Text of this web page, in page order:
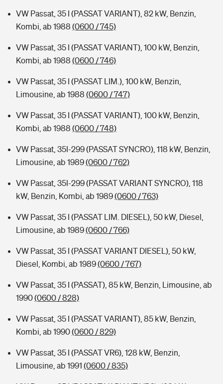
VW Passat, 35 I (PASSAT VARIANT), 82 kW, Benzin,
Kombi, ab 1988 (0600 / 745)
VW Passat, 35 I (PASSAT VARIANT), 100 kW, Benzin,
Kombi, ab 1988 (0600 / 746)
VW Passat, 35 I (PASSAT LIM.), 100 kW, Benzin,
Limousine, ab 1988 (0600 / 747)
VW Passat, 35 I (PASSAT VARIANT), 100 kW, Benzin,
Kombi, ab 1988 (0600 / 748)
VW Passat, 35I-299 (PASSAT SYNCRO), 118 kW, Benzin,
Limousine, ab 1989(0600 / 762)
VW Passat, 35I-299 (PASSAT VARIANT SYNCRO), 118
kW, Benzin, Kombi, ab 1989(0600 / 763)
VW Passat, 35 I (PASSAT LIM. DIESEL), 50 kW, Diesel,
Limousine, ab 1989(0600 / 766)
VW Passat, 35 I (PASSAT VARIANT DIESEL), 50 kW,
Diesel, Kombi, ab 1989(0600 / 767)
VW Passat, 35 I (PASSAT), 85 kW, Benzin, Limousine, ab
1990(0600 / 828)
VW Passat, 35 I (PASSAT VARIANT), 85 kW, Benzin,
Kombi, ab 1990(0600 / 829)
VW Passat, 35 I (PASSAT VR6), 128 kW, Benzin,
Limousine, ab 1991 (0600 / 835)